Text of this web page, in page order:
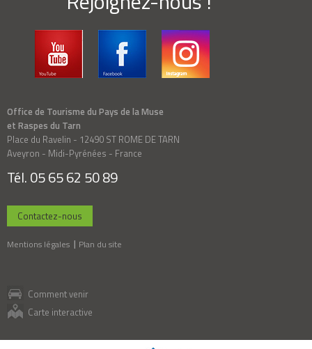
Office de Tourisme du Pays de la Muse
et Raspes du Tarn
Place du Ravelin - 12490 ST ROME DE TARN
Aveyron - Midi-Pyrénées - France
Tél. 05 65 62 50 89
Contactez-nous
Mentions légales Plan du site
Comment venir
Carte interactive